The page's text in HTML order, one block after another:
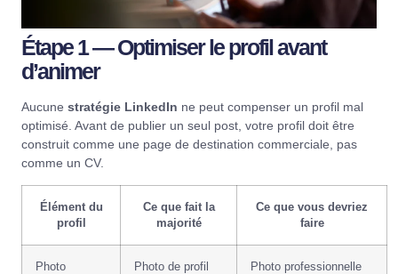
Étape 1 — Optimiser le profil avant
d’animer
Aucune stratégie LinkedIn ne peut compenser un profil mal
optimisé. Avant de publier un seul post, votre profil doit être
construit comme une page de destination commerciale, pas
comme un CV.
Élément du
profil
Ce que fait la
majorité
Ce que vous devriez
faire
Photo
Photo de profil
Photo professionnelle